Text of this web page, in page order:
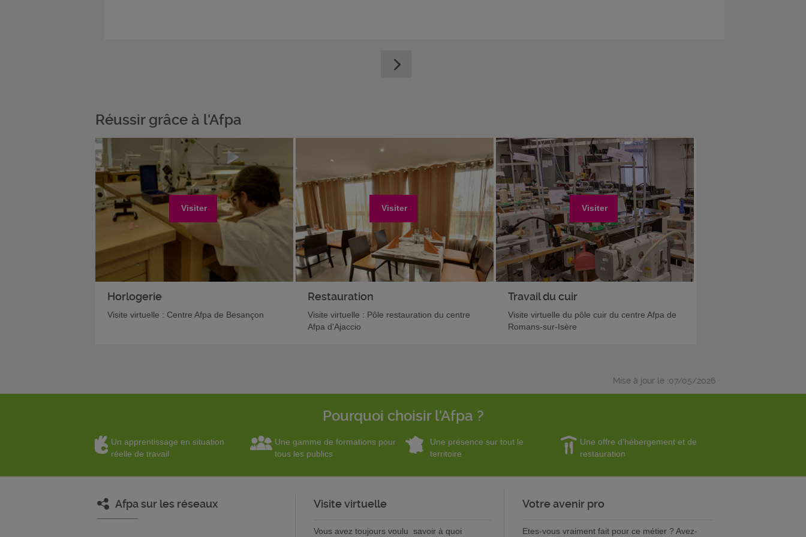
Réussir grâce à l'Afpa
Visiter
Horlogerie
Visite virtuelle : Centre Afpa de Besançon
Visiter
Restauration
Visite virtuelle : Pôle restauration du centre
Afpa d'Ajaccio
Visiter
Travail du cuir
Visite virtuelle du pôle cuir du centre Afpa de
Romans-sur-Isère
Mise à jour le :07/05/2026
Pourquoi choisir l'Afpa ?
Un apprentissage en situation
réelle de travail
Une gamme de formations pour
tous les publics
Une présence sur tout le
territoire
Une offre d'hébergement et de
restauration
Afpa sur les réseaux Visite virtuelle
Vous avez toujours voulu savoir à quoi
Votre avenir pro
Etes-vous vraiment fait pour ce métier ? Avez-